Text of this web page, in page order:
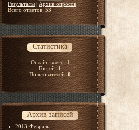
Результаты| Архив опросов
Всего ответов:53
Статистика
Онлайн всего:1
Гостей:1
Пользователей:0
Архив записей
2013 Февраль